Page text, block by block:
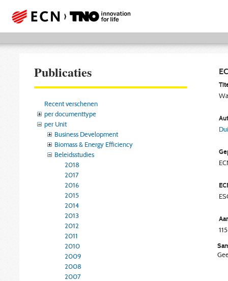
Publicaties
Recent verschenen
per documenttype
per Unit
Business Development
Biomass & Energy Efficiency
Beleidsstudies
2018
2017
2016
2015
2014
2013
2012
2011
2010
2009
2008
2007
115